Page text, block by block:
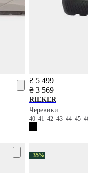
₴ 5 499
₴ 3 569
RIEKER
Черевики
40 41 42 43 44 45
−35%